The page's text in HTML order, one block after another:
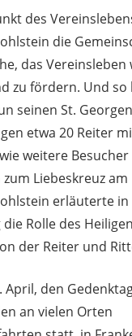
des
die
das Vereinsleben
zu fördern. Und so
seinen St.
etwa 20 Reiter
weitere
Liebeskreuz
erläuterte
Rolle des
der Reiter und
April, den
an vielen Orten